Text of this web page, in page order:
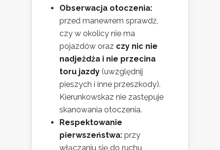
Obserwacja otoczenia:
przed manewrem sprawdź,
czy w okolicy nie ma
pojazdów oraz czy nic nie
nadjeżdża i nie przecina
toru jazdy (uwzględnij
pieszych i inne przeszkody).
Kierunkowskaz nie zastępuje
skanowania otoczenia.
Respektowanie
pierwszeństwa: przy
włączaniu się do ruchu